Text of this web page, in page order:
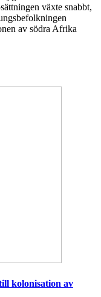
växte snabbt,
av södra Afrika
kolonisation av